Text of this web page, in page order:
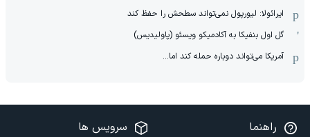
ایرائولا: لیورپول نمی‌تواند سطحش را حفظ کند
گل اول بنفیکا به آکادمیکو ویسئو (پاولیدیس)
آمریکا می‌تواند دوباره حمله کند اما...
راهنما سرویس ها